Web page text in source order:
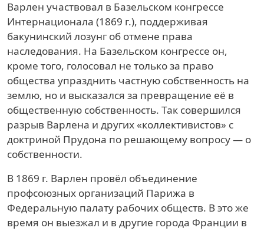
Варлен участвовал в Базельском конгрессе
Интернационала (1869 г.), поддерживая
бакунинский лозунг об отмене права
наследования. На Базельском конгрессе он,
кроме того, голосовал не только за право
общества упразднить частную собственность на
землю, но и высказался за превращение её в
общественную собственность. Так совершился
разрыв Варлена и других «коллективистов» с
доктриной Прудона по решающему вопросу — о
собственности.
В 1869 г. Варлен провёл объединение
профсоюзных организаций Парижа в
Федеральную палату рабочих обществ. В это же
время он выезжал и в другие города Франции в